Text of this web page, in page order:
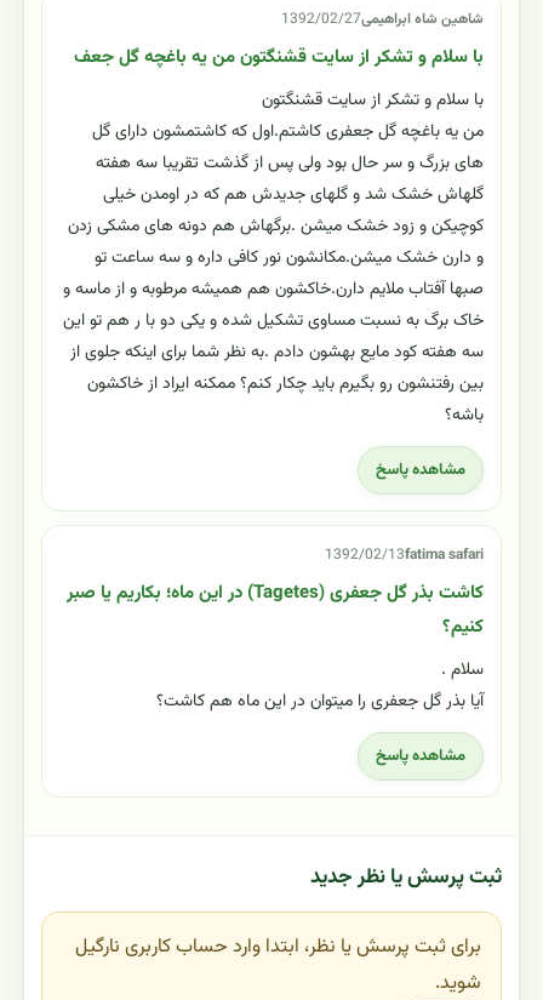
شاهین شاه ابراهیمی1392/02/27
با سلام و تشکر از سایت قشنگتون من یه باغچه گل جعف
با سلام و تشکر از سایت قشنگتون
من یه باغچه گل جعفری کاشتم.اول که کاشتمشون دارای گل
های بزرگ و سر حال بود ولی پس از گذشت تقریبا سه هفته
گلهاش خشک شد و گلهای جدیدش هم که در اومدن خیلی
کوچیکن و زود خشک میشن .برگهاش هم دونه های مشکی زدن
و دارن خشک میشن.مکانشون نور کافی داره و سه ساعت تو
صبها آفتاب ملایم دارن.خاکشون هم همیشه مرطوبه و از ماسه و
خاک برگ به نسبت مساوی تشکیل شده و یکی دو با ر هم تو این
سه هفته کود مایع بهشون دادم .به نظر شما برای اینکه جلوی از
بین رفتنشون رو بگیرم باید چکار کنم؟ ممکنه ایراد از خاکشون
باشه؟
مشاهده پاسخ
fatima safari
1392/02/13
کاشت بذر گل جعفری (Tagetes) در این ماه؛ بکاریم یا صبر
کنیم؟
سلام .
آیا بذر گل جعفری را میتوان در این ماه هم کاشت؟
مشاهده پاسخ
ثبت پرسش یا نظر جدید
برای ثبت پرسش یا نظر، ابتدا وارد حساب کاربری نارگیل
شوید.